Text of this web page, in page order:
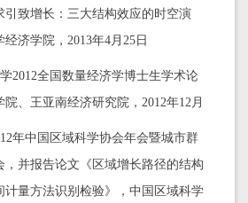
引致增长：三大结构效应的时空演
济学院，2013年4月25日
2012全国数量经济学博士生学术论
、王亚南经济研究院，2012年12月
年中国区域科学协会年会暨城市群
，并报告论文《区域增长路径的结构
计量方法识别检验》，中国区域科学